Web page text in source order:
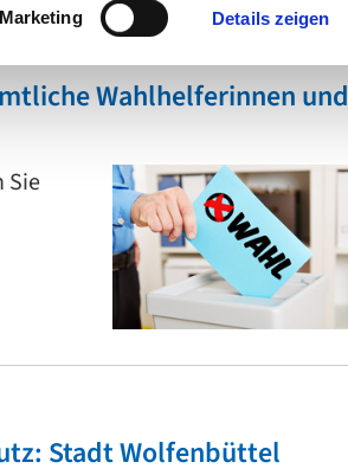
Marketing Details zeigen
Wahlhelferinnen und
Sie
Stadt Wolfenbüttel